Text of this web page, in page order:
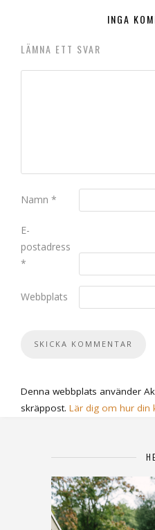
INGA
LÄMNA ETT SVAR
Namn *
E-
postadress
*
Webbplats
Denna webbplats använder
skräppost. Lär dig om hur din